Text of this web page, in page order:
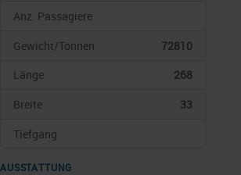
Anz. Passagiere
Gewicht/Tonnen
72810
Länge
268
Breite
33
Tiefgang
AUSSTATTUNG